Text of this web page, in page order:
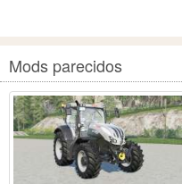
Mods parecidos